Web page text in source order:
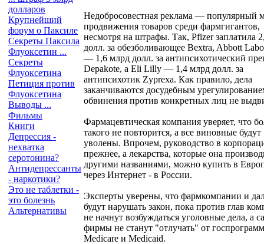
долларов
Крупнейший
форум о Паксиле
Секреты Паксила
Флуоксетин ...
Секреты
Флуоксетина
Петиция против
Флуоксетина
Выводы ...
Фильмы
Книги
Депрессия -
нехватка
серотонина?
Антидепрессанты
- наркотики?
Это не таблетки -
это болезнь
Альтернативы
Недобросовестная реклама — популярный
продвижения товаров среди фармгигантов,
несмотря на штрафы. Так, Pfizer заплатила
долл. за обезболивающее Bextra, Abbott
— 1,6 млрд долл. за антипсихотический
Depakote, а Eli Lilly — 1,4 млрд долл. за
антипсихотик Zyprexa. Как правило, дела
заканчиваются досудебным
обвинения против конкретных лиц не
Фармацевтическая компания уверяет, что
такого не повторится, а все виновные будут
уволены. Впрочем, руководство в
прежнее, а лекарства, которые она
другими названиями, можно купить в
через Интернет - в России.
Эксперты уверены, что фарм­компании и
будут нарушать закон, пока против глав
не начнут возбуждаться уголовные дела, а
фирмы не станут "отлучать" от госпрограмм
Medicare и Medicaid.